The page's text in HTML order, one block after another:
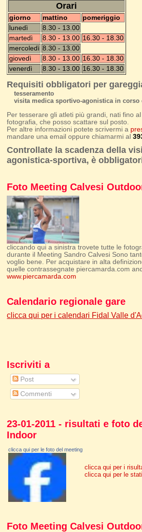
Orari
giorno mattino
pomeriggio
lunedì
8.30 - 13.00
martedì
8.30 - 13.00 16.30 - 18.30
mercoledì 8.30 - 13.00
giovedì
8.30 - 13.00 16.30 - 18.30
venerdì
8.30 - 13.00 16.30 - 18.30
Requisiti obbligatori per
tesseramento
visita medica sportivo-agonistica in corso
Per tesserare gli atleti più grandi, nati fino
fotografia, che posso scattare sul posto.
Per altre informazioni potete scrivermi a
mandare una email oppure chiamarmi al
Controllate la scadenza della
agonistica-sportiva, è
Foto Meeting Calvesi
cliccando qui a sinistra trovete tutte le
durante il Meeting Sandro Calvesi Sono
voglio bene. Per acquistare in alta
quelle contrassegnate piercamarda.com
www.piercamarda.com
Calendario regionale gare
clicca qui per i calendari Fidal Valle
Iscriviti a
Post
Commenti
23-01-2011 - risultati e foto
Indoor
clicca qui per le foto del meeting
clicca qui per i
clicca qui per le
Foto Meeting Calvesi